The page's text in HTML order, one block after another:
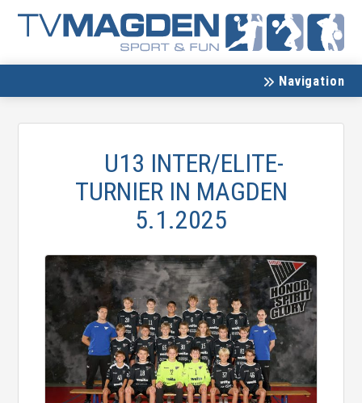
Navigation
U13 INTER/ELITE-
TURNIER IN MAGDEN
5.1.2025